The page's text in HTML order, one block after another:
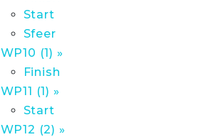
Start
Sfeer
WP10 (1) »
Finish
WP11 (1) »
Start
WP12 (2) »